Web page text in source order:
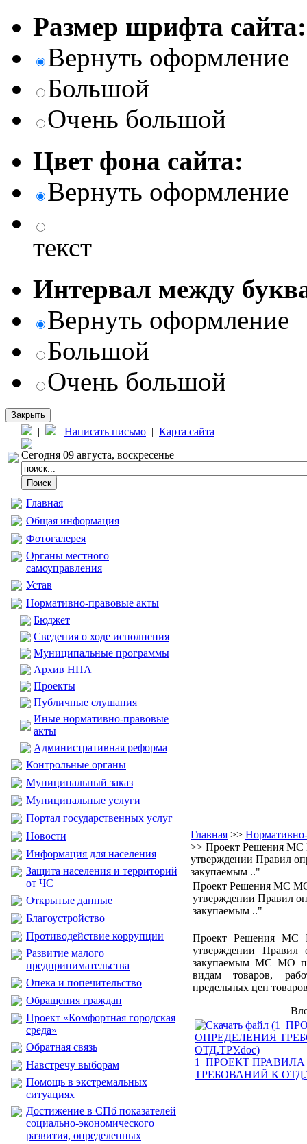
Размер шрифта сайта:
Вернуть оформление
Большой
Очень большой
Цвет фона сайта:
Вернуть оформление
текст
Интервал между
Вернуть оформление
Большой
Очень большой
Закрыть
| Написать письмо | Карта сайта
Сегодня 09 августа, воскресенье
Главная
Общая информация
Фотогалерея
Органы местного
самоуправления
Устав
Нормативно-правовые акты
Бюджет
Сведения о ходе исполнения
Муниципальные программы
Архив НПА
Проекты
Публичные слушания
Иные нормативно-правовые
акты
Административная реформа
Контрольные органы
Муниципальный заказ
Муниципальные услуги
Портал государственных услуг
Новости
Информация для населения
Защита населения и территорий
от ЧС
Открытые данные
Благоустройство
Противодействие коррупции
Развитие малого
предпринимательства
Опека и попечительство
Обращения граждан
Проект «Комфортная городская
среда»
Обратная связь
Навстречу выборам
Помощь в экстремальных
ситуациях
Достижение в СПб показателей
социально-экономического
развития, определенных
Главная >>
>> Проект Решения
утверждении Правил
закупаемым .."
Проект Решения МС
утверждении Правил
закупаемым .."
Проект Решения МС
утверждении Правил
закупаемым МС МО
видам товаров,
предельных цен
1_ПРОЕКТ
ТРЕБОВАНИЙ К